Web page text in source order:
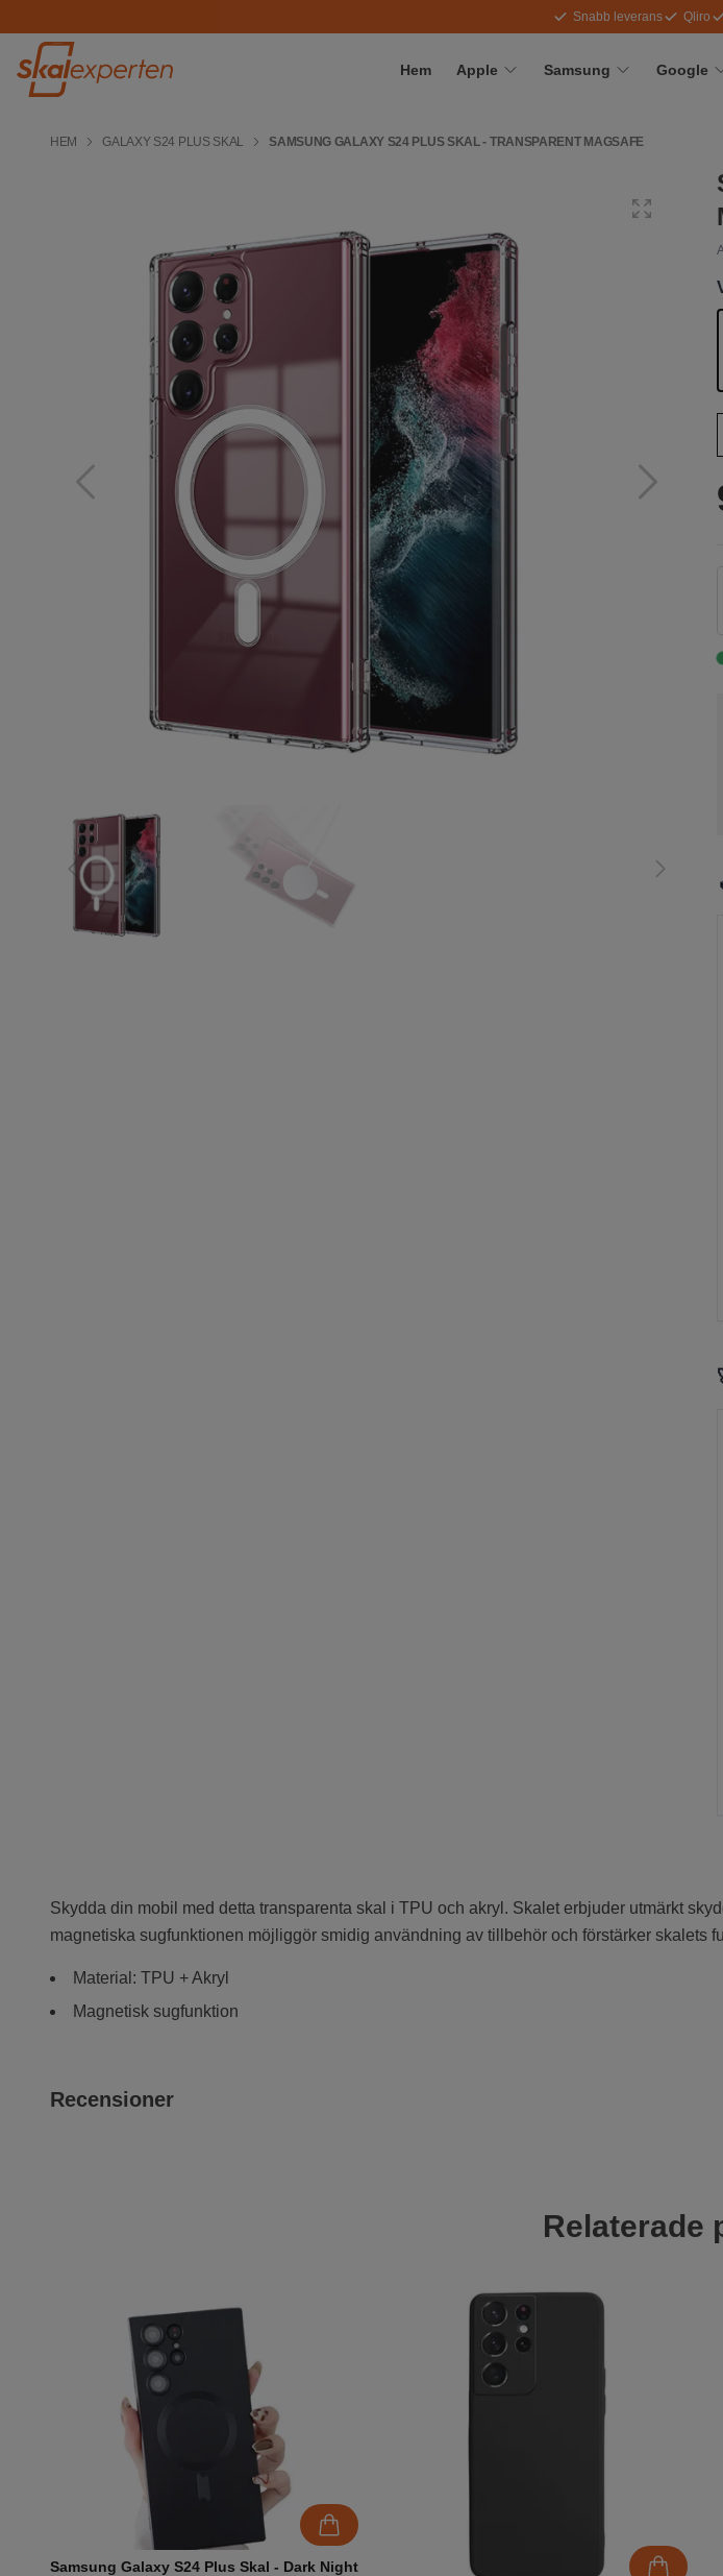
Snabb leverans Qliro
Hem Apple Samsung Google
HEM GALAXY S24 PLUS SKAL SAMSUNG GALAXY S24 PLUS SKAL - TRANSPARENT MAGSAFE
Skydda din mobil med detta transparenta skal i TPU och akryl. Skalet erbjuder utmärkt
magnetiska sugfunktionen möjliggör smidig användning av tillbehör och förstärker skalets
Material: TPU + Akryl
Magnetisk sugfunktion
Recensioner
Relaterade
Samsung Galaxy S24 Plus Skal - Dark Night